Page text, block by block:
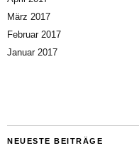
März 2017
Februar 2017
Januar 2017
NEUESTE BEITRÄGE